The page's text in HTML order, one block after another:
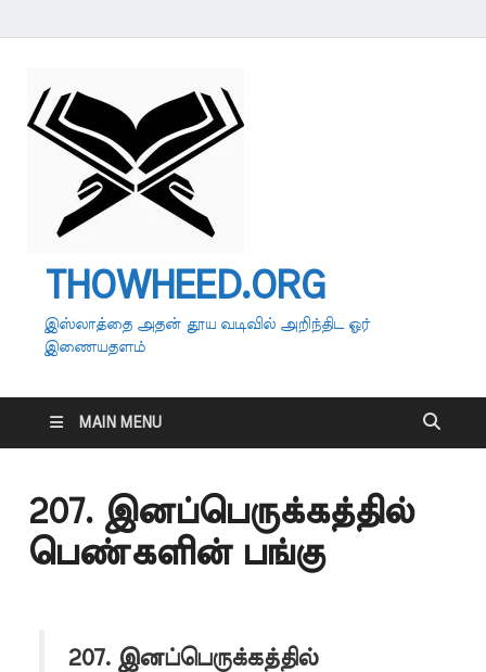
THOWHEED.ORG
இஸ்லாத்தை அதன் தூய வடிவில் அறிந்திட ஓர்
இணையதளம்
MAIN MENU
207. இனப்பெருக்கத்தில்
பெண்களின் பங்கு
207. இனப்பெருக்கத்தில்